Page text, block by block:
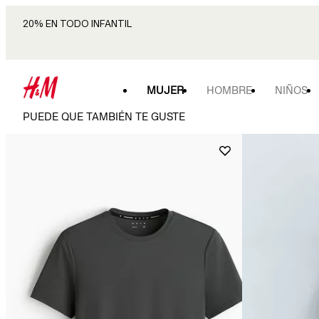
20% EN TODO INFANTIL
MUJER HOMBRE NIÑOS
PUEDE QUE TAMBIÉN TE GUSTE